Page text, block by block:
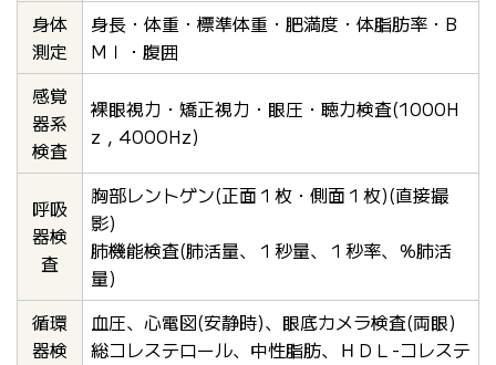
身体
測定
身長・体重・標準体重・肥満度・体脂肪率・B
MＩ・腹囲
感覚
器系
検査
裸眼視力・矯正視力・眼圧・聴力検査(1000H
z，4000Hz)
呼吸
器検
査
胸部レントゲン(正面１枚・側面１枚)(直接撮
影)
肺機能検査(肺活量、１秒量、１秒率、％肺活
量)
循環
器検
血圧、心電図(安静時)、眼底カメラ検査(両眼)
総コレステロール、中性脂肪、ＨＤＬ-コレステ